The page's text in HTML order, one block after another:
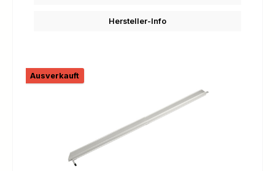
Hersteller-Info
Ausverkauft